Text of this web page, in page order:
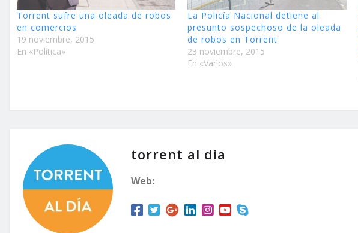
Torrent sufre una oleada de robos
en comercios
19 noviembre, 2015
En «Política»
La Policía Nacional detiene al
presunto sospechoso de la oleada
de robos en Torrent
23 noviembre, 2015
En «Varios»
torrent al dia
Web: